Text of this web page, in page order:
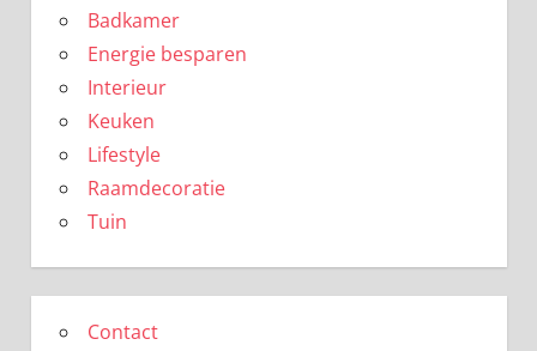
Badkamer
Energie besparen
Interieur
Keuken
Lifestyle
Raamdecoratie
Tuin
Contact